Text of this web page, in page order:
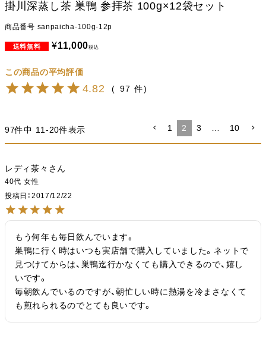
掛川深蒸し茶 巣鴨 参拝茶 100g×12袋セット
商品番号 sanpaicha-100g-12p
¥11,000税込
4.82 97
97件中 11 -20件表示 1 2 3 … 10
レディ茶々
40代 女性
投稿日
2017/12/22
もう何年も毎日飲んでいます。
巣鴨に行く時はいつも実店舗で購入していました。ネットで
見つけてからは、巣鴨迄行かなくても購入できるので、嬉し
いです。
毎朝飲んでいるのですが、朝忙しい時に熱湯を冷まさなくて
も煎れられるのでとても良いです。